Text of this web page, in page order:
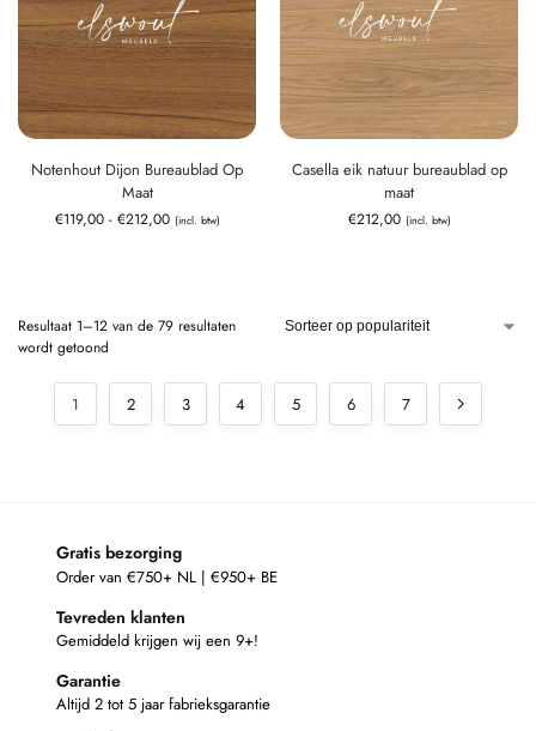
Notenhout Dijon Bureaublad Op
Maat
€119,00 - €212,00 (incl. btw)
Casella eik natuur bureaublad op
maat
€212,00 (incl. btw)
Resultaat 1–12 van de 79 resultaten
wordt getoond
1 2 3 4 5 6 7
Gratis bezorging
Order van €750+ NL | €950+ BE
Tevreden klanten
Gemiddeld krijgen wij een 9+!
Garantie
Altijd 2 tot 5 jaar fabrieksgarantie